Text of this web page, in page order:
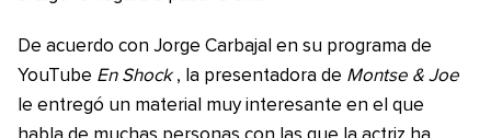
De acuerdo con Jorge Carbajal en su programa de
YouTube En Shock , la presentadora de Montse & Joe
le entregó un material muy interesante en el que